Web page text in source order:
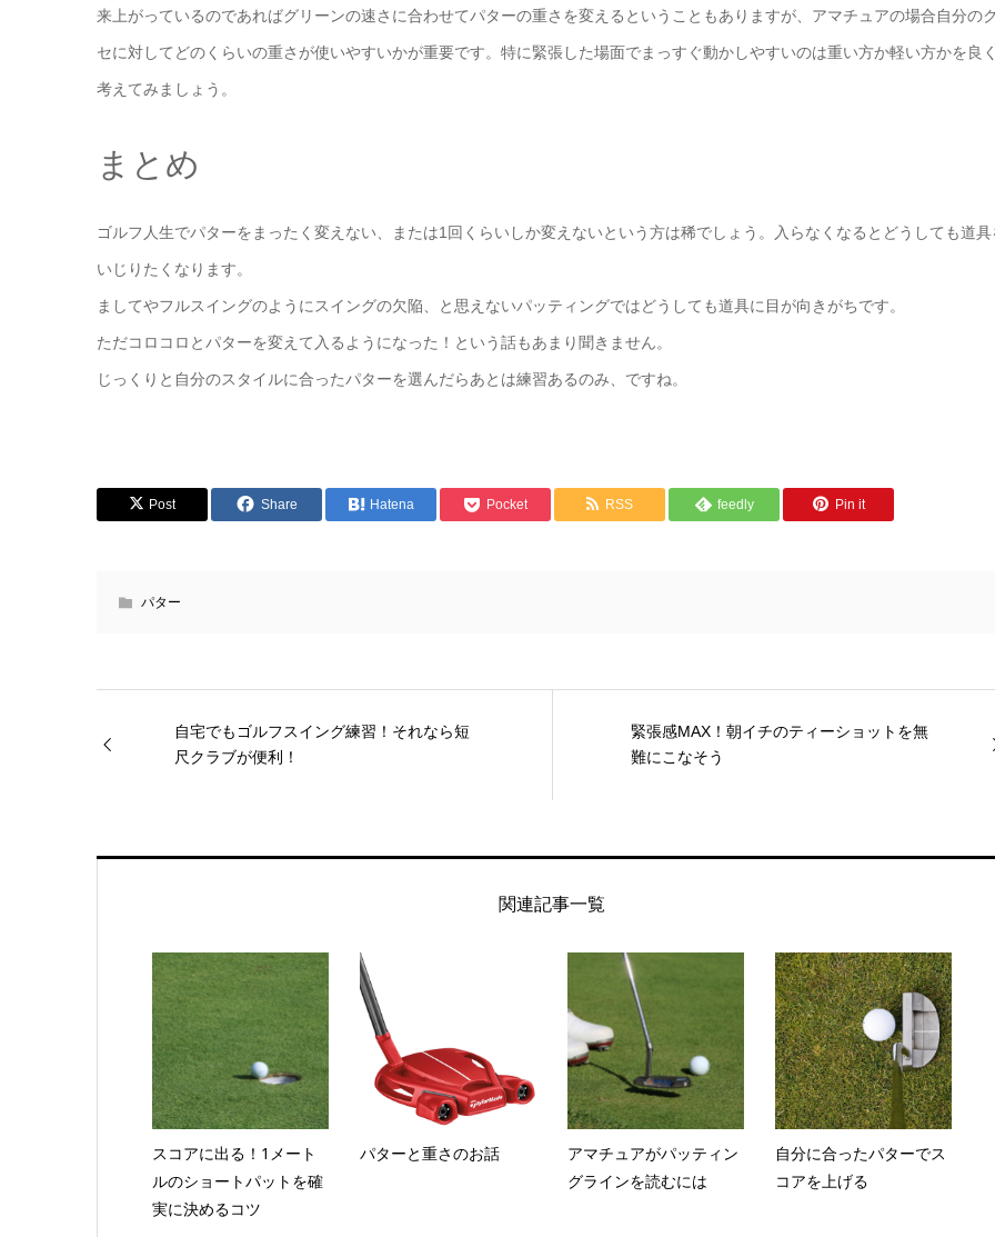
来上がっているのであればグリーンの速さに合わせてパターの重さを変えるということもありますが、アマチュアの場合自分のク
セに対してどのくらいの重さが使いやすいかが重要です。特に緊張した場面でまっすぐ動かしやすいのは重い方か軽い方かを良く
考えてみましょう。
まとめ
ゴルフ人生でパターをまったく変えない、または1回くらいしか変えないという方は稀でしょう。入らなくなるとどうしても道具
いじりたくなります。
ましてやフルスイングのようにスイングの欠陥、と思えないパッティングではどうしても道具に目が向きがちです。
ただコロコロとパターを変えて入るようになった！という話もあまり聞きません。
じっくりと自分のスタイルに合ったパターを選んだらあとは練習あるのみ、ですね。
Post Share Hatena Pocket RSS feedly Pin it
パター
自宅でもゴルフスイング練習！それなら短
尺クラブが便利！
緊張感MAX！朝イチのティーショットを無
難にこなそう
関連記事一覧
スコアに出る！1メート
ルのショートパットを確
実に決めるコツ
パターと重さのお話
アマチュアがパッティン
グラインを読むには
自分に合ったパターでス
コアを上げる